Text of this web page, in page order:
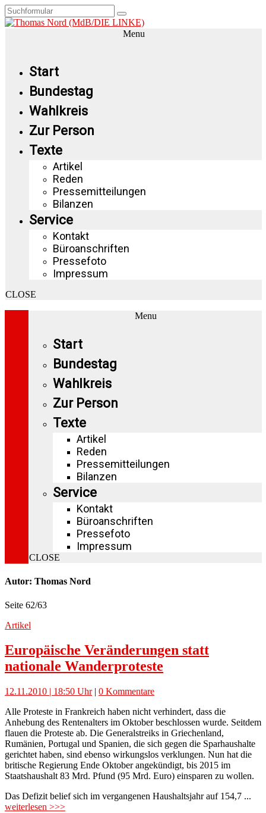
Menu
Start
Bundestag
Wahlkreis
Zur Person
Texte
Artikel
Reden
Pressemitteilungen
Bilanzen
Service
Kontakt
Büroanschriften
Pressefoto
Impressum
CLOSE
Menu
Start
Bundestag
Wahlkreis
Zur Person
Texte
Artikel
Reden
Pressemitteilungen
Bilanzen
Service
Kontakt
Büroanschriften
Pressefoto
Impressum
CLOSE
Autor: Thomas Nord
Seite 62/63
Artikel
Europäische Veränderungen statt
nationale Wanderproteste
12.11.2010 | 18:50 Uhr| 0 Kommentare
Alle Proteste in Frankreich haben nicht verhindert, dass die
Anhebung des Rentenalters im Oktober beschlossen wurde. Seitdem
flauen die Proteste ab. Die Generalstreiks in Griechenland,
Rumänien, Portugal und Spanien, die sich gegen die Sparhaushalte
gerichtet haben, sind ebenso wirkungslos verklungen. Nun hat die
britische Regierung Ende Oktober angekündigt, bis 2015 im
Staatshaushalt 83 Mrd. Pfund (95 Mrd. Euro) einsparen zu wollen.
Das Defizit belief sich im vergangenen Haushaltsjahr auf 154,7 ...
weiterlesen >>>